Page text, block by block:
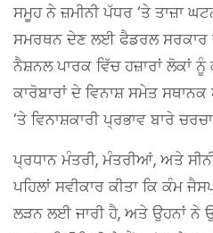
ਸਮੂਹ ਨੇ ਜ਼ਮੀਨੀ ਪੱਧਰ ‘ਤੇ ਤਾਜ਼ਾ
ਸਮਰਥਨ ਦੇਣ ਲਈ ਫੈਡਰਲ ਸਰਕਾਰ
ਨੈਸ਼ਨਲ ਪਾਰਕ ਵਿੱਚ ਹਜ਼ਾਰਾਂ ਲੋਕਾਂ
ਕਾਰੋਬਾਰਾਂ ਦੇ ਵਿਨਾਸ਼ ਸਮੇਤ
‘ਤੇ ਵਿਨਾਸ਼ਕਾਰੀ ਪ੍ਰਭਾਵ ਬਾਰੇ ਚਰਚਾ
ਪ੍ਰਧਾਨ ਮੰਤਰੀ, ਮੰਤਰੀਆਂ, ਅਤੇ
ਪਹਿਲਾਂ ਸਵੀਕਾਰ ਕੀਤਾ ਕਿ ਕੰਮ
ਲੜਨ ਲਈ ਜਾਰੀ ਹੈ, ਅਤੇ ਉਹਨਾਂ ਨੇ